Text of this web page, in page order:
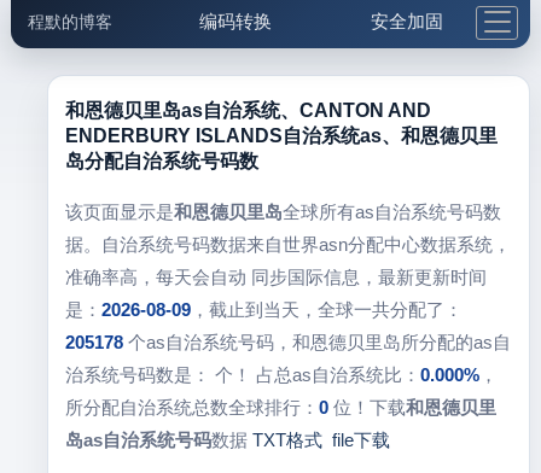
程默的博客 编码转换 安全加固
邮件工具 生活便民 更多工具
5.1支付宝大红包
和恩德贝里岛as自治系统、CANTON AND
ENDERBURY ISLANDS自治系统as、和恩德贝里
岛分配自治系统号码数
该页面显示是和恩德贝里岛全球所有as自治系统号码数
据。自治系统号码数据来自世界asn分配中心数据系统，
准确率高，每天会自动 同步国际信息，最新更新时间
是： 2026-08-09，截止到当天，全球一共分配了：
205178个as自治系统号码，和恩德贝里岛所分配的as自
治系统号码数是： 个！ 占总as自治系统比： 0.000%，
所分配自治系统总数全球排行： 0位！下载和恩德贝里
岛as自治系统号码数据 TXT格式 file下载